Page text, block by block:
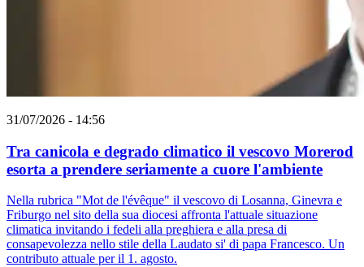
31/07/2026 - 14:56
Tra canicola e degrado climatico il vescovo Morerod
esorta a prendere seriamente a cuore l'ambiente
Nella rubrica "Mot de l'évêque" il vescovo di Losanna, Ginevra e
Friburgo nel sito della sua diocesi affronta l'attuale situazione
climatica invitando i fedeli alla preghiera e alla presa di
consapevolezza nello stile della Laudato si' di papa Francesco. Un
contributo attuale per il 1. agosto.